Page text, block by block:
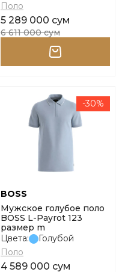
Поло
5 289 000 сум
6 611 000 сум
-30%
BOSS
Мужское голубое поло
BOSS L-Payrot 123
размер m
Цвета:
Голубой
Поло
4 589 000 сум